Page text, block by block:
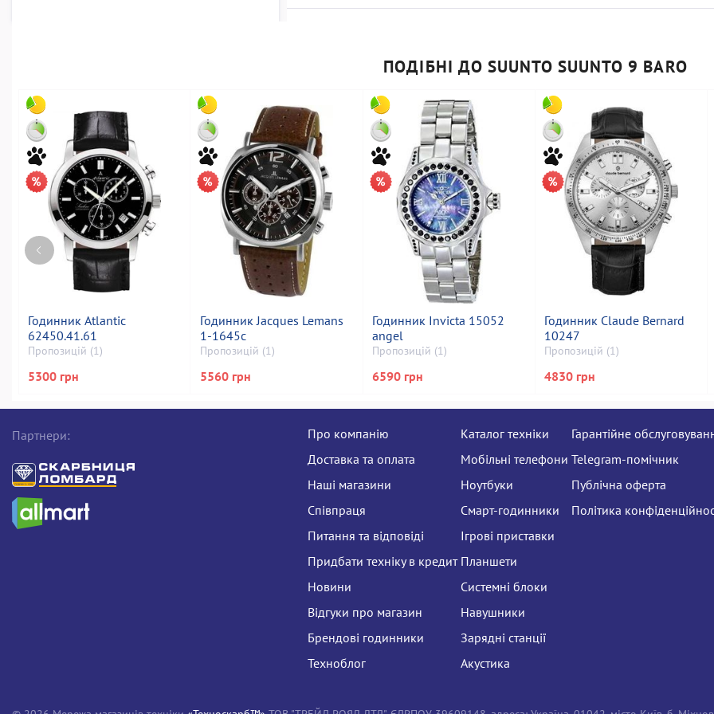
ПОДІБНІ ДО SUUNTO SUUNTO 9 BARO
Годинник Atlantic
62450.41.61
Пропозицій (1)
5300 грн
Годинник Jacques Lemans
1-1645c
Пропозицій (1)
5560 грн
Годинник Invicta 15052
angel
Пропозицій (1)
6590 грн
Годинник Claude Bernard
10247
Пропозицій (1)
4830 грн
Партнери:
Про компанію
Доставка та оплата
Наші магазини
Співпраця
Питання та відповіді
Придбати техніку в кредит
Новини
Відгуки про магазин
Брендові годинники
Техноблог
Каталог техніки
Мобільні телефони
Ноутбуки
Смарт-годинники
Ігрові приставки
Планшети
Системні блоки
Навушники
Зарядні станції
Акустика
Гарантійне
Telegram-помічник
Публічна оферта
Політика